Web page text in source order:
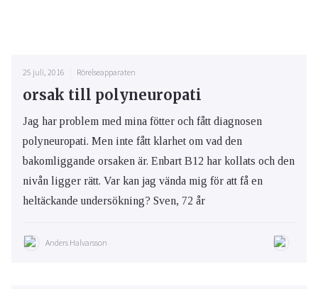
25 juli, 2016 Rörelseapparaten
orsak till polyneuropati
Jag har problem med mina fötter och fått diagnosen
polyneuropati. Men inte fått klarhet om vad den
bakomliggande orsaken är. Enbart B12 har kollats och den
nivån ligger rätt. Var kan jag vända mig för att få en
heltäckande undersökning? Sven, 72 år
Anders Halvarsson